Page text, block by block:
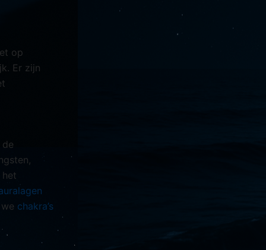
op
Er zijn
chakra’s